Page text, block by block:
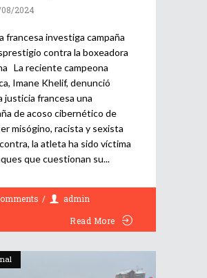
08/2024
francesa investiga campaña
contra la boxeadora
La reciente campeona
Imane Khelif, denunció
justicia francesa una
de acoso cibernético de
misógino, racista y sexista
la atleta ha sido víctima
que cuestionan su
admin
Read More